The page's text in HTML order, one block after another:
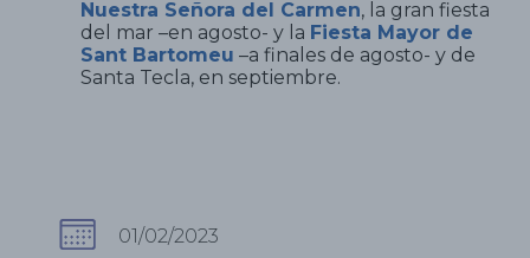
Nuestra Señora del Carmen, la gran fiesta
del mar –en agosto- y la Fiesta Mayor de
Sant Bartomeu –a finales de agosto- y de
Santa Tecla, en septiembre.
01/02/2023